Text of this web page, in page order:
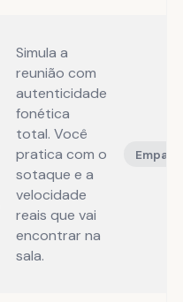
Simula a
reunião com
autenticidade
fonética
total. Você
pratica com o
sotaque e a
velocidade
reais que vai
encontrar na
sala.
Empate